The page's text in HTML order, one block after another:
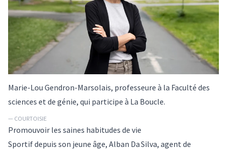
Marie-Lou Gendron-Marsolais, professeure à la Faculté des
sciences et de génie, qui participe à La Boucle.
— COURTOISIE
Promouvoir les saines habitudes de vie
Sportif depuis son jeune âge, Alban Da Silva, agent de